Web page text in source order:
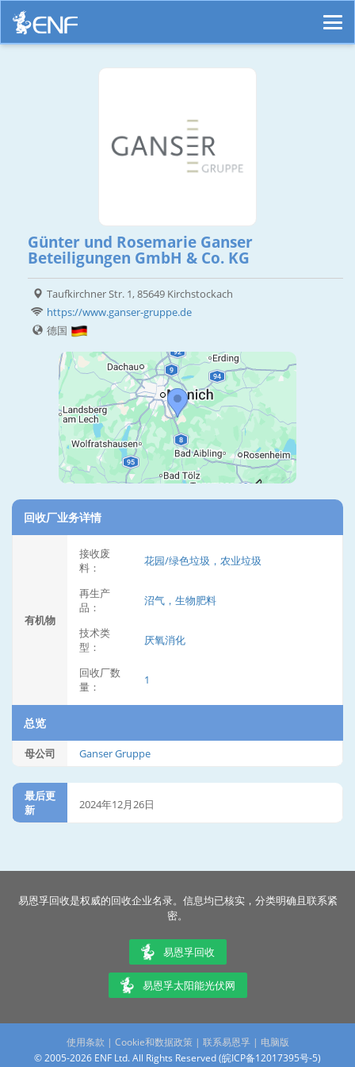
Günter und Rosemarie Ganser
Beteiligungen GmbH & Co. KG
Taufkirchner Str. 1, 85649 Kirchstockach
https://www.ganser-gruppe.de
德国
回收厂业务详情
有机物
接收废
料：
花园/绿色垃圾，农业垃圾
再生产
品：
沼气，生物肥料
技术类
型：
厌氧消化
回收厂数
量：
1
总览
母公司 Ganser Gruppe
最后更
新
2024年12月26日
易恩孚回收是权威的回收企业名录。信息均已核实，分类明确且联系紧
密。
易恩孚回收
易恩孚太阳能光伏网
使用条款 | Cookie和数据政策| 联系易恩孚 | 电脑版
© 2005-2026 ENF Ltd. All Rights Reserved (皖ICP备12017395号-5)